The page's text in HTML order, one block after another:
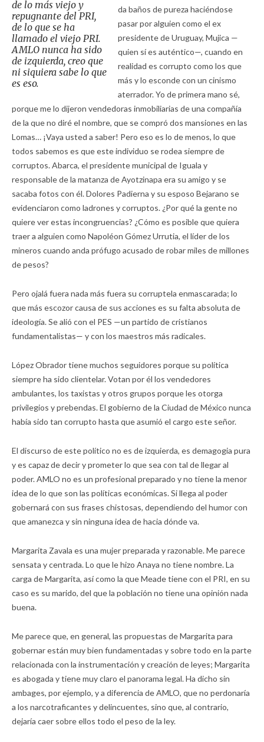
de lo más viejo y
repugnante del PRI,
de lo que se ha
llamado el viejo PRI.
AMLO nunca ha sido
de izquierda, creo que
ni siquiera sabe lo que
es eso.
da baños de pureza haciéndose
pasar por alguien como el ex
presidente de Uruguay, Mujica —
quien sí es auténtico—, cuando en
realidad es corrupto como los que
más y lo esconde con un cinismo
aterrador. Yo de primera mano sé,
porque me lo dijeron vendedoras inmobiliarias de una compañía
de la que no diré el nombre, que se compró dos mansiones en las
Lomas… ¡Vaya usted a saber! Pero eso es lo de menos, lo que
todos sabemos es que este individuo se rodea siempre de
corruptos. Abarca, el presidente municipal de Iguala y
responsable de la matanza de Ayotzinapa era su amigo y se
sacaba fotos con él. Dolores Padierna y su esposo Bejarano se
evidenciaron como ladrones y corruptos. ¿Por qué la gente no
quiere ver estas incongruencias? ¿Cómo es posible que quiera
traer a alguien como Napoléon Gómez Urrutia, el líder de los
mineros cuando anda prófugo acusado de robar miles de millones
de pesos?
Pero ojalá fuera nada más fuera su corruptela enmascarada; lo
que más escozor causa de sus acciones es su falta absoluta de
ideología. Se alió con el PES —un partido de cristianos
fundamentalistas— y con los maestros más radicales.
López Obrador tiene muchos seguidores porque su política
siempre ha sido clientelar. Votan por él los vendedores
ambulantes, los taxistas y otros grupos porque les otorga
privilegios y prebendas. El gobierno de la Ciudad de México nunca
había sido tan corrupto hasta que asumió el cargo este señor.
El discurso de este político no es de izquierda, es demagogia pura
y es capaz de decir y prometer lo que sea con tal de llegar al
poder. AMLO no es un profesional preparado y no tiene la menor
idea de lo que son las políticas económicas. Si llega al poder
gobernará con sus frases chistosas, dependiendo del humor con
que amanezca y sin ninguna idea de hacia dónde va.
Margarita Zavala es una mujer preparada y razonable. Me parece
sensata y centrada. Lo que le hizo Anaya no tiene nombre. La
carga de Margarita, así como la que Meade tiene con el PRI, en su
caso es su marido, del que la población no tiene una opinión nada
buena.
Me parece que, en general, las propuestas de Margarita para
gobernar están muy bien fundamentadas y sobre todo en la parte
relacionada con la instrumentación y creación de leyes; Margarita
es abogada y tiene muy claro el panorama legal. Ha dicho sin
ambages, por ejemplo, y a diferencia de AMLO, que no perdonaría
a los narcotraficantes y delincuentes, sino que, al contrario,
dejaría caer sobre ellos todo el peso de la ley.